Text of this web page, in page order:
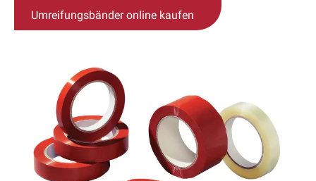
Umreifungsbänder online kaufen